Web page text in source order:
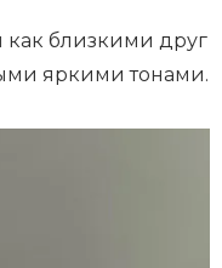
близкими друг
яркими тонами.